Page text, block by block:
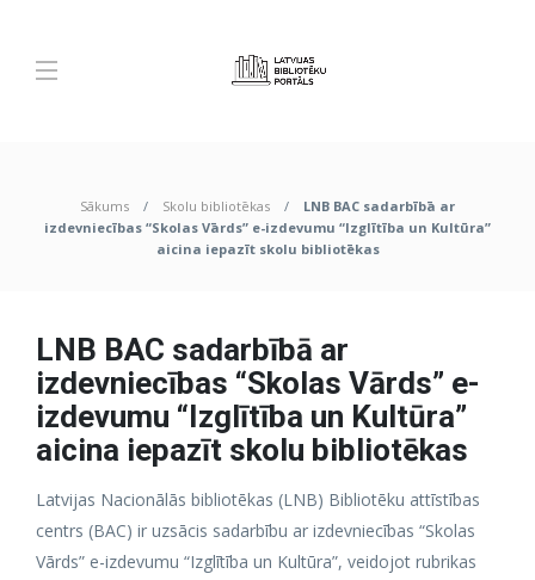
Sākums Skolu bibliotēkas
LNB BAC sadarbībā ar
izdevniecības “Skolas Vārds” e-izdevumu “Izglītība un Kultūra”
aicina iepazīt skolu bibliotēkas
LNB BAC sadarbībā ar
izdevniecības “Skolas Vārds” e-
izdevumu “Izglītība un Kultūra”
aicina iepazīt skolu bibliotēkas
Latvijas Nacionālās bibliotēkas (LNB) Bibliotēku attīstības
centrs (BAC) ir uzsācis sadarbību ar izdevniecības “Skolas
Vārds” e-izdevumu “Izglītība un Kultūra”, veidojot rubrikas